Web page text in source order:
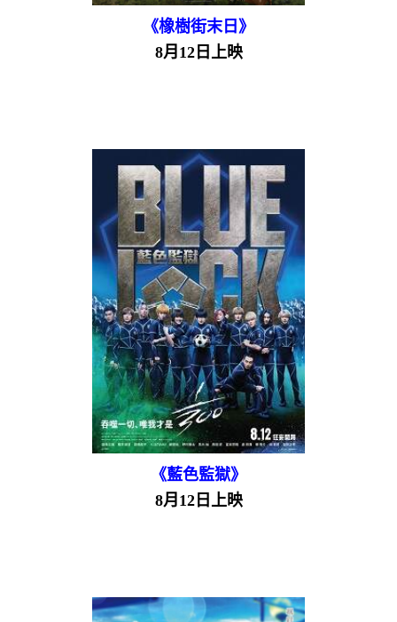
《橡樹街末日》
8月12日上映
《藍色監獄》
8月12日上映